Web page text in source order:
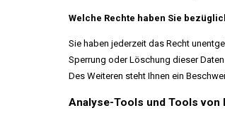
Welche Rechte haben Sie
Sie haben jederzeit das Recht
Sperrung oder Löschung dieser
Des Weiteren steht Ihnen ein
Analyse-Tools und Tools von